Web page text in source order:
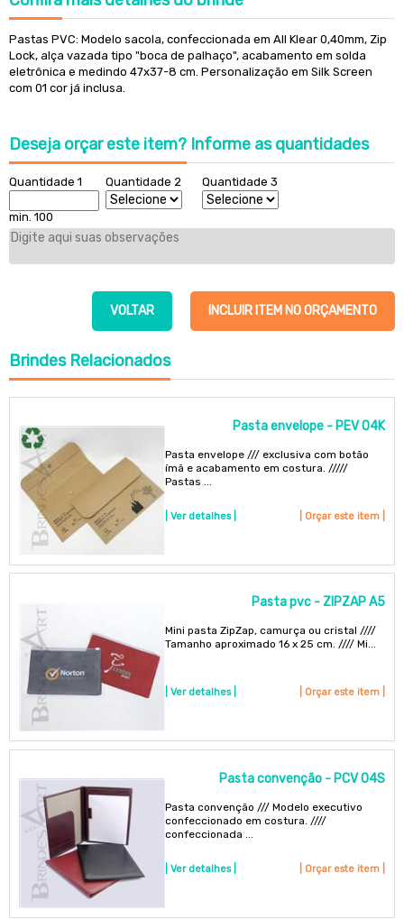
Pastas PVC: Modelo sacola, confeccionada em All Klear 0,40mm, Zip
Lock, alça vazada tipo "boca de palhaço", acabamento em solda
eletrônica e medindo 47x37-8 cm. Personalização em Silk Screen
com 01 cor já inclusa.
Deseja orçar este item? Informe as quantidades
Quantidade 1
min. 100
Quantidade 2 Quantidade 3
INCLUIR ITEM NO ORÇAMENTO
VOLTAR
BrindesRelacionados
Pasta envelope - PEV 04K
Pasta envelope /// exclusiva com botão
ímã e acabamento em costura. /////
Pastas ...
| Ver detalhes | | Orçar este item |
Pasta pvc - ZIPZAP A5
Mini pasta ZipZap, camurça ou cristal ////
Tamanho aproximado 16 x 25 cm. //// Mi...
| Ver detalhes | | Orçar este item |
Pasta convenção - PCV 04S
Pasta convenção /// Modelo executivo
confeccionado em costura. ////
confeccionada ...
| Ver detalhes | | Orçar este item |